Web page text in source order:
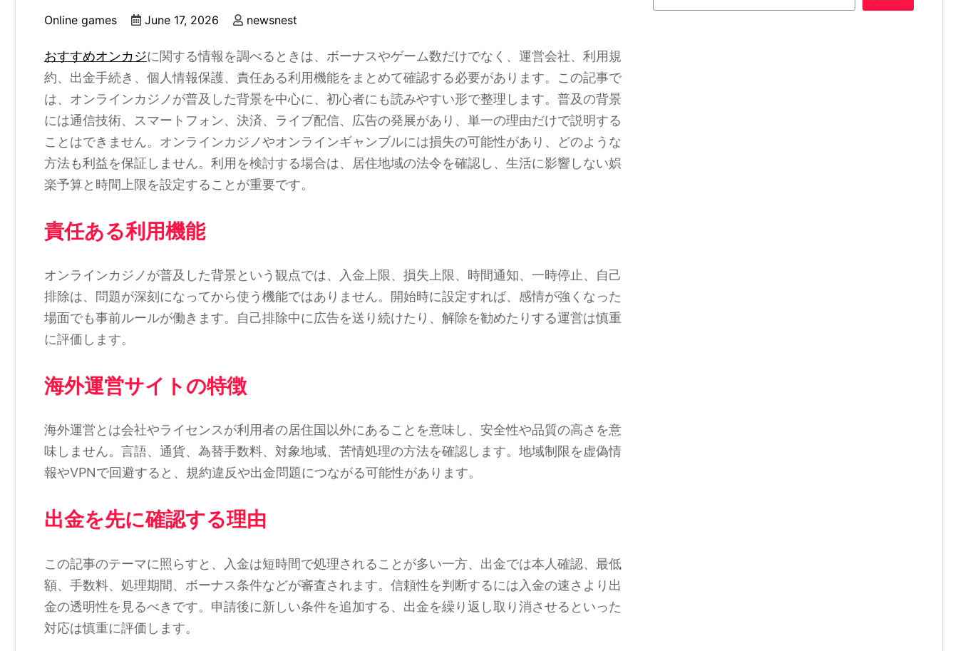
Online games June 17, 2026 newsnest
おすすめオンカジに関する情報を調べるときは、ボーナスやゲーム数だけでなく、運営会社、利用規
約、出金手続き、個人情報保護、責任ある利用機能をまとめて確認する必要があります。この記事で
は、オンラインカジノが普及した背景を中心に、初心者にも読みやすい形で整理します。普及の背景
には通信技術、スマートフォン、決済、ライブ配信、広告の発展があり、単一の理由だけで説明する
ことはできません。オンラインカジノやオンラインギャンブルには損失の可能性があり、どのような
方法も利益を保証しません。利用を検討する場合は、居住地域の法令を確認し、生活に影響しない娯
楽予算と時間上限を設定することが重要です。
責任ある利用機能
オンラインカジノが普及した背景という観点では、入金上限、損失上限、時間通知、一時停止、自己
排除は、問題が深刻になってから使う機能ではありません。開始時に設定すれば、感情が強くなった
場面でも事前ルールが働きます。自己排除中に広告を送り続けたり、解除を勧めたりする運営は慎重
に評価します。
海外運営サイトの特徴
海外運営とは会社やライセンスが利用者の居住国以外にあることを意味し、安全性や品質の高さを意
味しません。言語、通貨、為替手数料、対象地域、苦情処理の方法を確認します。地域制限を虚偽情
報やVPNで回避すると、規約違反や出金問題につながる可能性があります。
出金を先に確認する理由
この記事のテーマに照らすと、入金は短時間で処理されることが多い一方、出金では本人確認、最低
額、手数料、処理期間、ボーナス条件などが審査されます。信頼性を判断するには入金の速さより出
金の透明性を見るべきです。申請後に新しい条件を追加する、出金を繰り返し取り消させるといった
対応は慎重に評価します。